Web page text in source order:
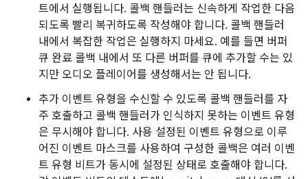
트에서 실행됩니다. 콜백 핸들러는 신속하게 작업한 다음
되도록 빨리 복귀하도록 작성해야 합니다. 콜백 핸들러
내에서 복잡한 작업은 실행하지 마세요. 예를 들면 버퍼
큐 완료 콜백 내에서 또 다른 버퍼를 큐에 추가할 수는 있
지만 오디오 플레이어를 생성해서는 안 됩니다.
추가 이벤트 유형을 수신할 수 있도록 콜백 핸들러를 자
주 호출하고 콜백 핸들러가 인식하지 못하는 이벤트 유형
은 무시해야 합니다. 사용 설정된 이벤트 유형으로 이루
어진 이벤트 마스크를 사용하여 구성한 콜백은 여러 이벤
트 유형 비트가 동시에 설정된 상태로 호출해야 합니다.